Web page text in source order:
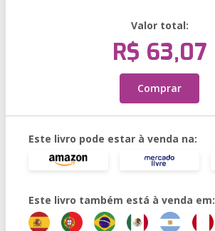
Valor total:
R$ 63,07
Comprar
Este livro pode estar à venda na:
Este livro também está à venda em: